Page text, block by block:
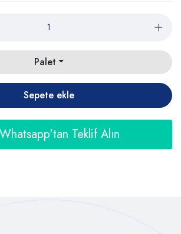
Palet
Sepete ekle
Teklif Alın